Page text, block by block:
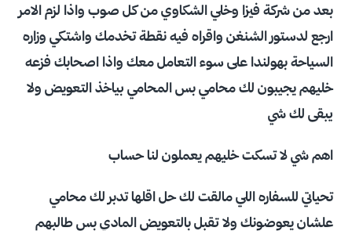
بعد من شركة فيزا وخلي الشكاوي من كل صوب واذا لزم الامر
ارجع لدستور الشنغن واقراه فيه نقطة تخدمك واشتكي وزاره
السياحة بهولندا على سوء التعامل معك واذا اصحابك فزعه
خليهم يجيبون لك محامي بس المحامي بياخذ التعويض ولا
يبقى لك شي
اهم شي لا تسكت خليهم يعملون لنا حساب
تحياتي للسفاره اللي مالقت لك حل اقلها تدبر لك محامي
علشان يعوضونك ولا تقبل بالتعويض المادي بس طالبهم